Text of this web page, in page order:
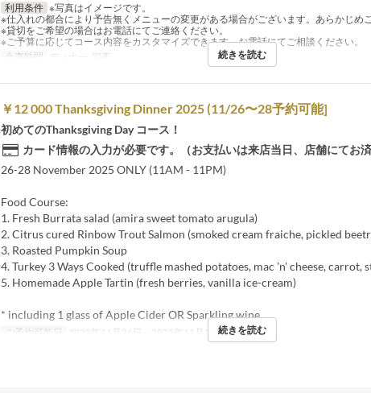
利用条件 ※写真はイメージです。
※仕入れの都合により予告無くメニューの変更がある場合がございます。あらかじめ
※貸切をご希望の場合はお電話にてご連絡ください。
※ご予算に応じてコース内容をカスタマイズできます。お電話にてご相談ください。
食事時間
ディナー, 深夜 続きを読む
￥12 000 Thanksgiving Dinner 2025 (11/26〜28予約可能]
初めてのThanksgiving Day コース！
カード情報の入力が必要です。（お支払いは来店当日、店舗にてお済
26-28 November 2025 ONLY (11AM - 11PM)
Food Course:
1. Fresh Burrata salad (amira sweet tomato arugula)
2. Citrus cured Rinbow Trout Salmon (smoked cream fraiche, pickled
3. Roasted Pumpkin Soup
4. Turkey 3 Ways Cooked (truffle mashed potatoes, mac 'n' cheese, carrot,
5. Homemade Apple Tartin (fresh berries, vanilla ice-cream)
* including 1 glass of Apple Cider OR Sparkling wine
ご予約可能日 2025年11月26日 ~ 2025年11月28日続きを読む